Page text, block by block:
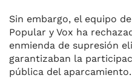
Sin embargo, el equipo
Popular y Vox ha
enmienda de supresión
garantizaban la
pública del